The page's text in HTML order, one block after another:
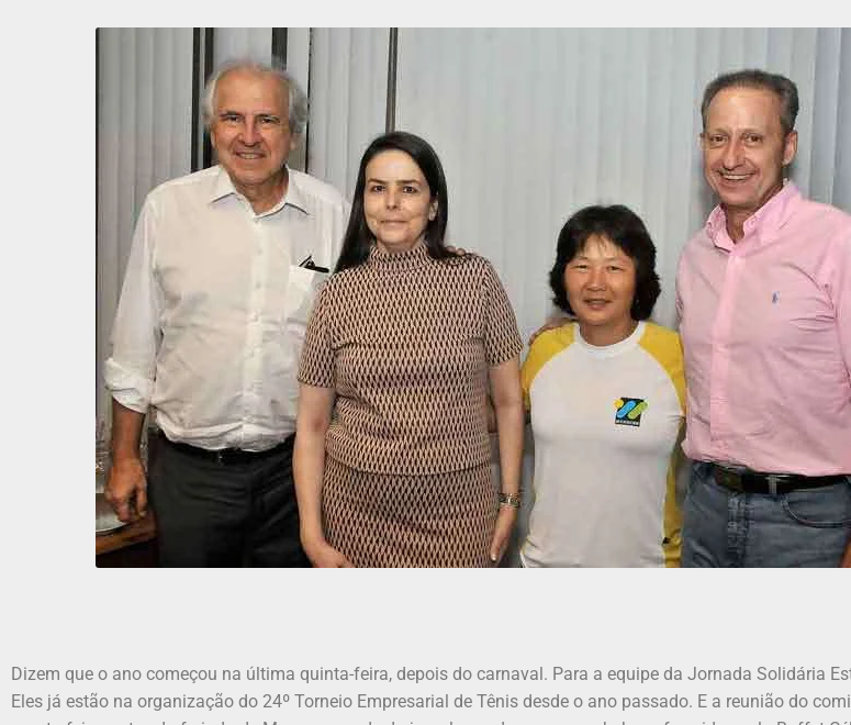
Dizem que o ano começou na última quinta-feira, depois do carnaval. Para a equipe da Jornada Solidária
Eles já estão na organização do 24º Torneio Empresarial de Tênis desde o ano passado. E a reunião do